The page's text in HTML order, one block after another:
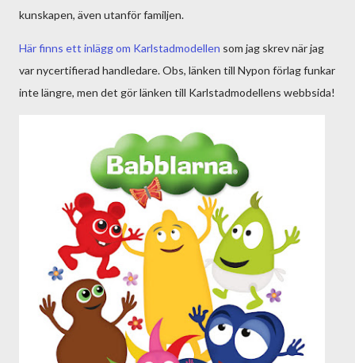
kunskapen, även utanför familjen.
Här finns ett inlägg om Karlstadmodellen som jag skrev när jag
var nycertifierad handledare. Obs, länken till Nypon förlag funkar
inte längre, men det gör länken till Karlstadmodellens webbsida!